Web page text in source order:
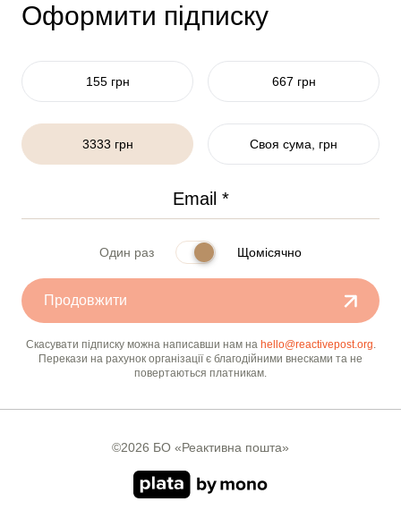
Оформити підписку
155 грн 667 грн
3333 грн Своя сума, грн
Один раз Щомісячно
Продовжити
Скасувати підписку можна написавши нам на hello@reactivepost.org.
Перекази на рахунок організації є благодійними внесками та не
повертаються платникам.
©2026 БО «Реактивна пошта»